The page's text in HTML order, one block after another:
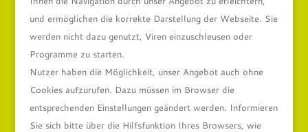
und ermöglichen die korrekte Darstellung der Webseite. Sie
werden nicht dazu genutzt, Viren einzuschleusen oder
Programme zu starten.
Nutzer haben die Möglichkeit, unser Angebot auch ohne
Cookies aufzurufen. Dazu müssen im Browser die
entsprechenden Einstellungen geändert werden. Informieren
Sie sich bitte über die Hilfsfunktion Ihres Browsers, wie